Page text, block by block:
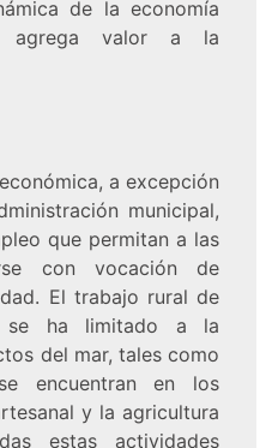
de la economía
agrega valor a la
a excepción
municipal,
que permitan a las
con vocación de
El trabajo rural de
se ha limitado a la
del mar, tales como
encuentran en los
y la agricultura
estas actividades